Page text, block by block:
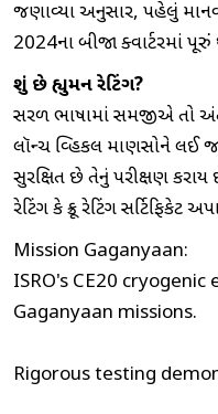
જણાવ્યા અનુસાર, પહેલું
2024ના બીજા ક્વાર્ટરમાં
શું છે હ્યુમન રેટિંગ?
સરળ ભાષામાં સમજીએ તો
લૉન્ચ વ્હિકલ માણસોને લઈ
સુરક્ષિત છે તેનું પરીક્ષણ
રેટિંગ કે ક્રૂ રેટિંગ સર્ટિફિકેટ
Mission Gaganyaan:
ISRO's CE20
Gaganyaan missions.
Rigorous testing